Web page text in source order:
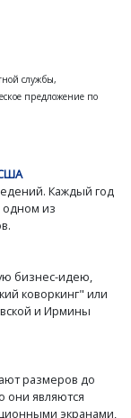
службы,
предложение по
Каждый год
одном из
бизнес-идею,
коворкинг" или
и Ирмины
размеров до
они являются
экранами,